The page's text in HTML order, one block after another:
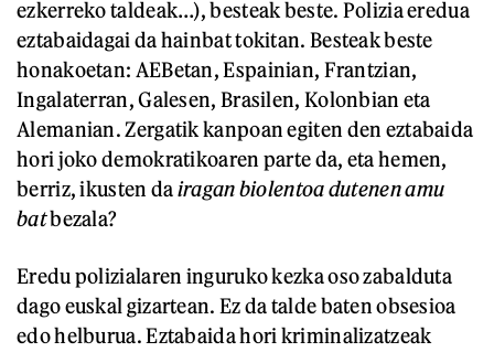
ezkerreko taldeak…), besteak beste. Polizia eredua
eztabaidagai da hainbat tokitan. Besteak beste
honakoetan: AEBetan, Espainian, Frantzian,
Ingalaterran, Galesen, Brasilen, Kolonbian eta
Alemanian. Zergatik kanpoan egiten den eztabaida
hori joko demokratikoaren parte da, eta hemen,
berriz, ikusten dairagan biolentoa dutenen amu
batbezala?
Eredu polizialaren inguruko kezka oso zabalduta
dago euskal gizartean. Ez da talde baten obsesioa
edo helburua. Eztabaida hori kriminalizatzeak